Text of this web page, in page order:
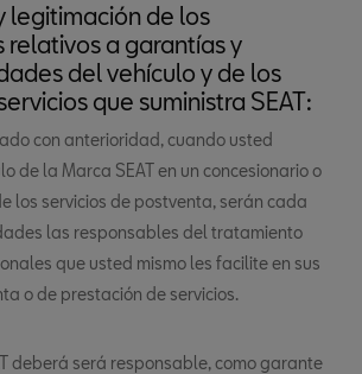
legitimación de los
a garantías y
del vehículo y de los
que suministra SEAT:
con anterioridad, cuando usted
de la Marca SEAT en un concesionario o
los servicios de postventa, serán cada
las responsables del tratamiento
que usted mismo les facilite en sus
o de prestación de servicios.
deberá será responsable, como garante